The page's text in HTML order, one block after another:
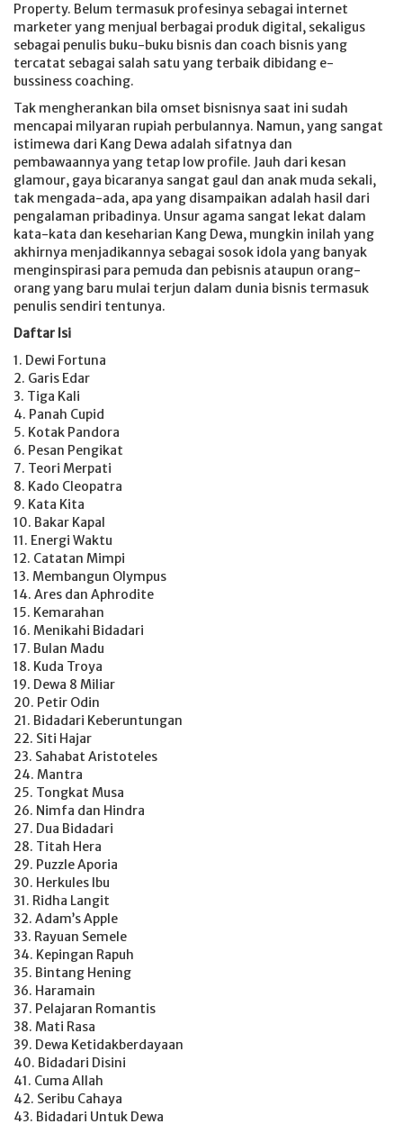
Property. Belum termasuk profesinya sebagai internet
marketer yang menjual berbagai produk digital, sekaligus
sebagai penulis buku-buku bisnis dan coach bisnis yang
tercatat sebagai salah satu yang terbaik dibidang e-
bussiness coaching.
Tak mengherankan bila omset bisnisnya saat ini sudah
mencapai milyaran rupiah perbulannya. Namun, yang sangat
istimewa dari Kang Dewa adalah sifatnya dan
pembawaannya yang tetap low profile. Jauh dari kesan
glamour, gaya bicaranya sangat gaul dan anak muda sekali,
tak mengada-ada, apa yang disampaikan adalah hasil dari
pengalaman pribadinya. Unsur agama sangat lekat dalam
kata-kata dan keseharian Kang Dewa, mungkin inilah yang
akhirnya menjadikannya sebagai sosok idola yang banyak
menginspirasi para pemuda dan pebisnis ataupun orang-
orang yang baru mulai terjun dalam dunia bisnis termasuk
penulis sendiri tentunya.
Daftar Isi
1. Dewi Fortuna
2. Garis Edar
3. Tiga Kali
4. Panah Cupid
5. Kotak Pandora
6. Pesan Pengikat
7. Teori Merpati
8. Kado Cleopatra
9. Kata Kita
10. Bakar Kapal
11. Energi Waktu
12. Catatan Mimpi
13. Membangun Olympus
14. Ares dan Aphrodite
15. Kemarahan
16. Menikahi Bidadari
17. Bulan Madu
18. Kuda Troya
19. Dewa 8 Miliar
20. Petir Odin
21. Bidadari Keberuntungan
22. Siti Hajar
23. Sahabat Aristoteles
24. Mantra
25. Tongkat Musa
26. Nimfa dan Hindra
27. Dua Bidadari
28. Titah Hera
29. Puzzle Aporia
30. Herkules Ibu
31. Ridha Langit
32. Adam’s Apple
33. Rayuan Semele
34. Kepingan Rapuh
35. Bintang Hening
36. Haramain
37. Pelajaran Romantis
38. Mati Rasa
39. Dewa Ketidakberdayaan
40. Bidadari Disini
41. Cuma Allah
42. Seribu Cahaya
43. Bidadari Untuk Dewa